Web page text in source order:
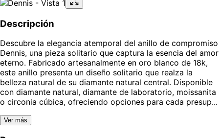
Descripción
Descubre la elegancia atemporal del anillo de compromiso
Dennis, una pieza solitario que captura la esencia del amor
eterno. Fabricado artesanalmente en oro blanco de 18k,
este anillo presenta un diseño solitario que realza la
belleza natural de su diamante natural central. Disponible
con diamante natural, diamante de laboratorio, moissanita
o circonia cúbica, ofreciendo opciones para cada presup...
Ver más